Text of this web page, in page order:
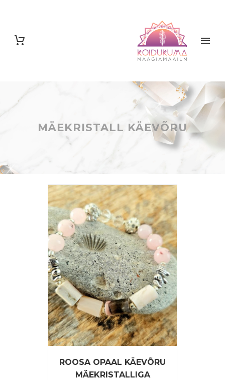
MÄEKRISTALL KÄEVÕRU
ROOSA OPAAL KÄEVÕRU
MÄEKRISTALLIGA